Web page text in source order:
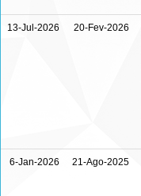
13-Jul-2026 20-Fev-2026
6-Jan-2026 21-Ago-2025